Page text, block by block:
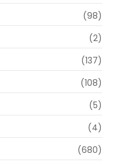
(98)
(2)
(137)
(108)
(5)
(4)
(680)